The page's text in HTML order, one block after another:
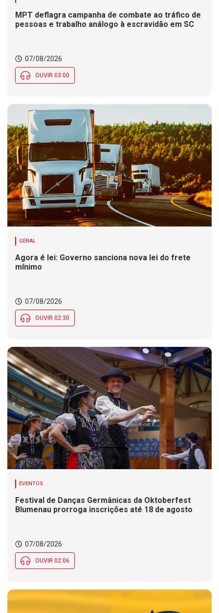
MPT deflagra campanha de combate ao tráfico de
pessoas e trabalho análogo à escravidão em SC
07/08/2026
OUVIR 03:00
GERAL
Agora é lei: Governo sanciona nova lei do frete
mínimo
07/08/2026
OUVIR 02:30
EVENTOS
Festival de Danças Germânicas da Oktoberfest
Blumenau prorroga inscrições até 18 de agosto
07/08/2026
OUVIR 02:06